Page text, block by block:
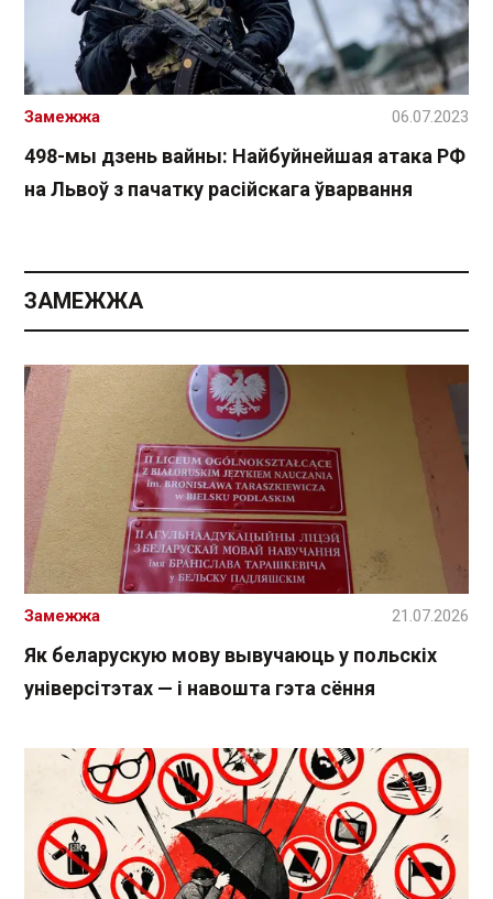
498-мы дзень вайны: Найбуйнейшая атака РФ
на Львоў з пачатку расійскага ўварвання
Замежжа 06.07.2023
ЗАМЕЖЖА
Як беларускую мову вывучаюць у польскіх
універсітэтах — і навошта гэта сёння
Замежжа 21.07.2026